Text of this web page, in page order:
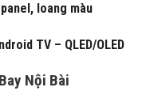
loang màu
TV – QLED/OLED
Nội Bài